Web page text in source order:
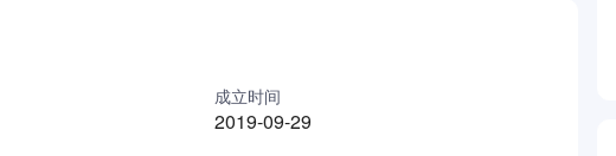
成立时间
2019-09-29